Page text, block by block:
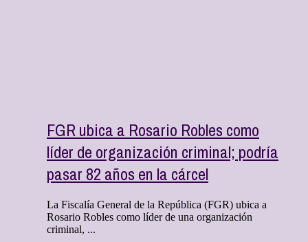
FGR ubica a Rosario Robles como
líder de organización criminal; podría
pasar 82 años en la cárcel
La Fiscalía General de la República (FGR) ubica a
Rosario Robles como líder de una organización
criminal, ...